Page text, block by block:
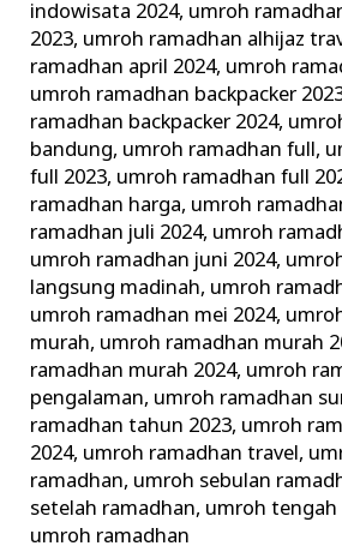
indowisata 2024, umroh
2023, umroh ramadhan alhijaz
ramadhan april 2024, umroh
umroh ramadhan backpacker
ramadhan backpacker 2024,
bandung, umroh ramadhan full,
full 2023, umroh ramadhan full
ramadhan harga, umroh
ramadhan juli 2024, umroh
umroh ramadhan juni 2024,
langsung madinah, umroh
umroh ramadhan mei 2024,
murah, umroh ramadhan murah
ramadhan murah 2024, umroh
pengalaman, umroh ramadhan
ramadhan tahun 2023, umroh
2024, umroh ramadhan travel,
ramadhan, umroh sebulan
setelah ramadhan, umroh
umroh ramadhan